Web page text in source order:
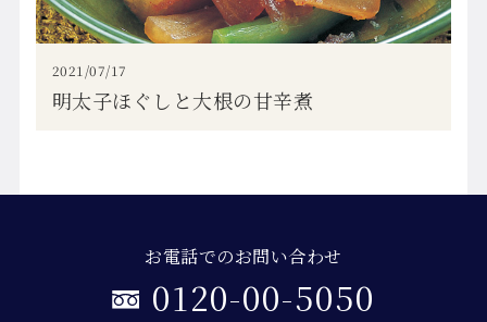
2021/07/17
明太子ほぐしと大根の甘辛煮
お電話でのお問い合わせ
0120-00-5050